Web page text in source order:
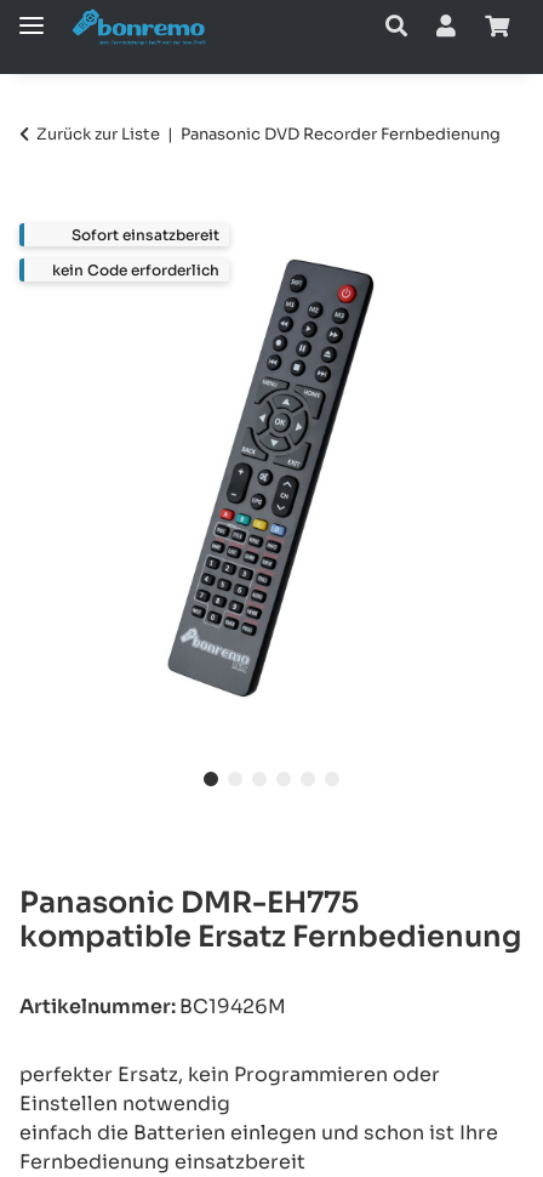
Zurück zur Liste Panasonic DVD Recorder Fernbedienung
Panasonic DMR-EH775
kompatible Ersatz Fernbedienung
Artikelnummer:BC19426M
perfekter Ersatz, kein Programmieren oder
Einstellen notwendig
einfach die Batterien einlegen und schon ist Ihre
Fernbedienung einsatzbereit